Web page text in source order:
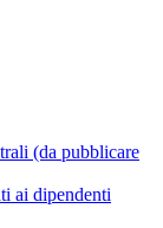
(da pubblicare
ai dipendenti